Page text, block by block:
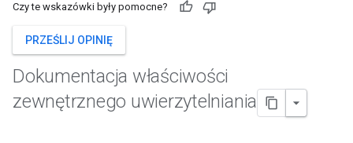
Czy te wskazówki były pomocne?
PRZEŚLIJ OPINIĘ
Dokumentacja właściwości
zewnętrznego uwierzytelniania